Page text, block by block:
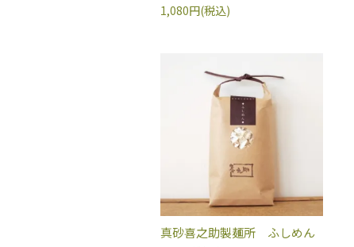
1,080円(税込)
真砂喜之助製麺所 ふしめん